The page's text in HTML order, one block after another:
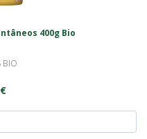
400g Bio
BIO